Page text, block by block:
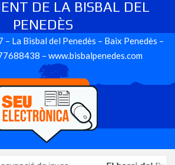
DE LA BISBAL DEL
PENEDÈS
La Bisbal del Penedès – Baix Penedès –
– www.bisbalpenedes.com